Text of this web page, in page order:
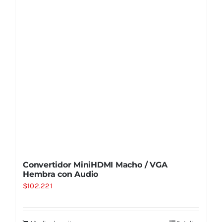
Convertidor MiniHDMI Macho / VGA
Hembra con Audio
$102.221